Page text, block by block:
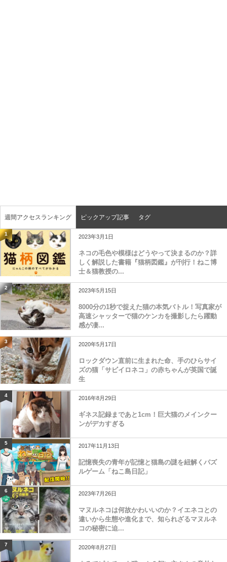
週間アクセスランキング ピックアップ記事 タグ
1 2023年3月1日
ネコの毛色や模様はどうやって決まるのか？詳
しく解説した書籍『猫柄図鑑』が刊行！ねこ博
士＆猫教授の...
2 2023年5月15日
8000分の1秒で捉えた猫の本気バトル！写真家が
高速シャッターで猫のケンカを撮影したら躍動
感が凄...
3 2020年5月17日
ロックダウン直前に生まれた命、手のひらサイ
ズの猫「サビイロネコ」の赤ちゃんが英国で誕
生
4 2016年8月29日
ギネス記録まであと1cm！巨大猫のメインクー
ンがデカすぎる
5 2017年11月13日
記憶喪失の青年が記憶と猫島の謎を紐解くパズ
ルゲーム「ねこ島日記」
6 2023年7月26日
マヌルネコは何故かわいいのか？イエネコとの
違いから生態や進化まで、知られざるマヌルネ
コの秘密に迫...
7 2020年8月27日